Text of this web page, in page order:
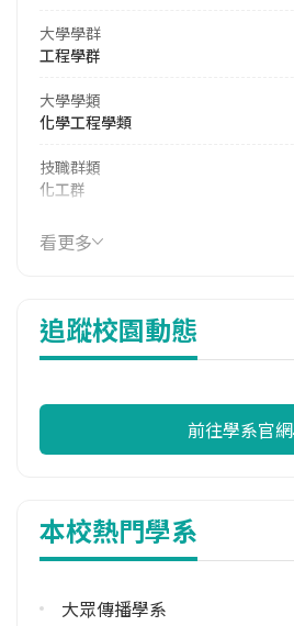
大學學群
工程學群
大學學類
化學工程學類
技職群類
化工群
114年學費
39,810 元/學期
13,580 元/學期
114年註冊率
113學年度下學期
雙主修人數
113學年度上學期
看更多
追蹤校園動態
前往學系官網
本校熱門學系
大眾傳播學系